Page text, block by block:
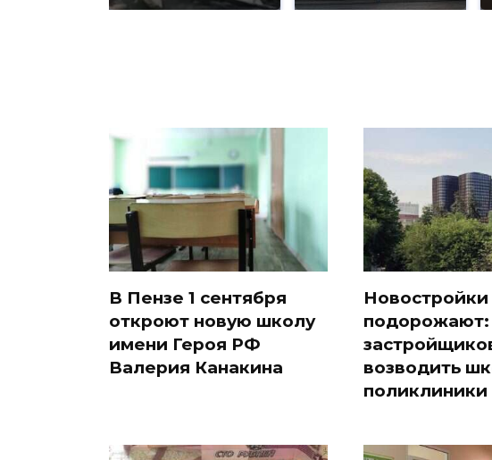
В Пензе 1 сентября
откроют новую школу
имени Героя РФ
Валерия Канакина
Новостройки
подорожают:
возводить
поликлиники